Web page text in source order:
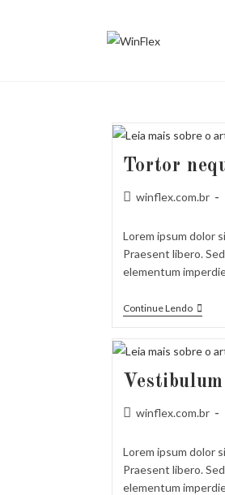
Tortor
Autor
post:
winflex.com.br
Lorem ipsum dolor
Praesent libero.
elementum
Continue LendoTortor
Neque
Diam
Autor
post:
winflex.com.br
Lorem ipsum dolor
Praesent libero.
elementum